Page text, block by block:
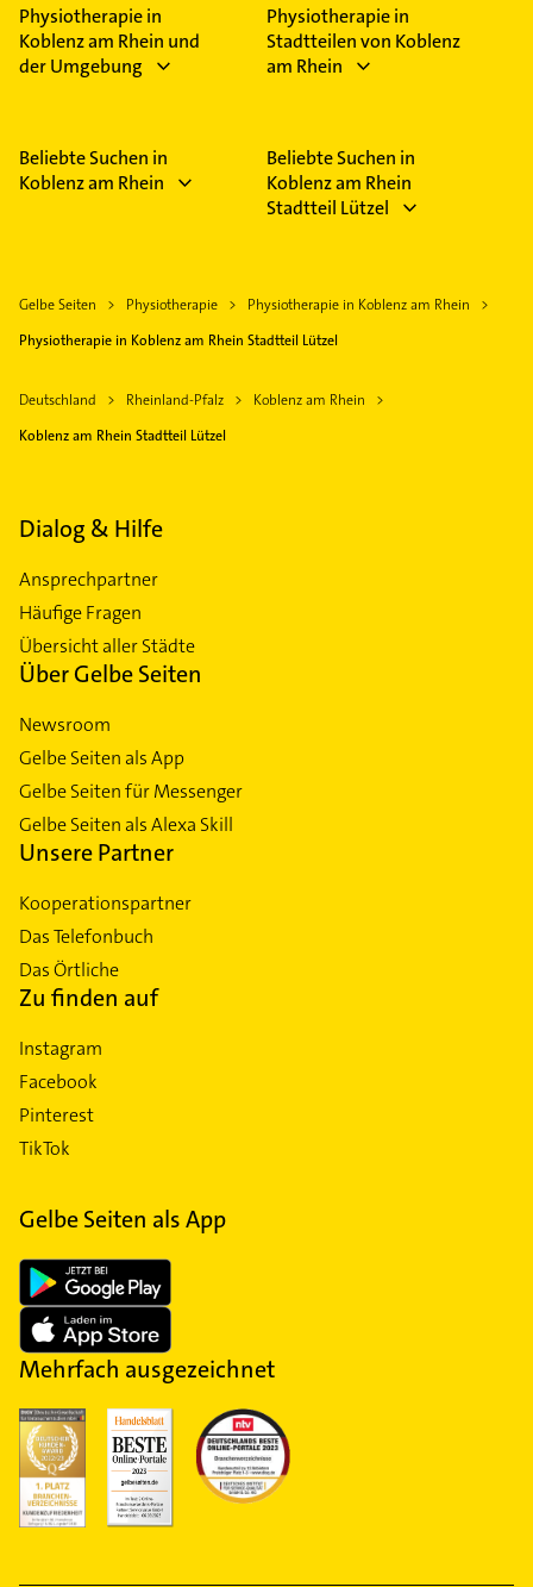
Physiotherapie in
Koblenz am Rhein und
der Umgebung
Physiotherapie in
Stadtteilen von Koblenz
am Rhein
Beliebte Suchen in
Koblenz am Rhein
Beliebte Suchen in
Koblenz am Rhein
Stadtteil Lützel
Gelbe Seiten Physiotherapie
Physiotherapie in Koblenz am Rhein
Physiotherapie in Koblenz am Rhein Stadtteil Lützel
Deutschland Rheinland-Pfalz
Koblenz am Rhein
Koblenz am Rhein Stadtteil Lützel
Dialog & Hilfe
Ansprechpartner
Häufige Fragen
Übersicht aller Städte
Über Gelbe Seiten
Newsroom
Gelbe Seiten als App
Gelbe Seiten für Messenger
Gelbe Seiten als Alexa Skill
Unsere Partner
Kooperationspartner
Das Telefonbuch
Das Örtliche
Zu finden auf
Instagram
Facebook
Pinterest
TikTok
Gelbe Seiten als App
Mehrfach ausgezeichnet